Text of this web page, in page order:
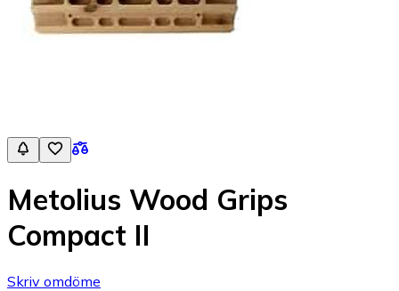
Metolius Wood Grips
Compact II
Skriv omdöme